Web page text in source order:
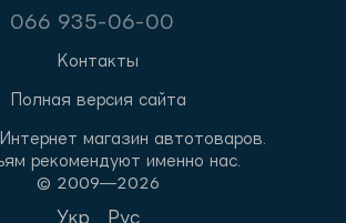
066 935-06-00
Контакты
Полная версия сайта
магазин автотоваров.
рекомендуют именно нас.
© 2009—2026
Укр Рус